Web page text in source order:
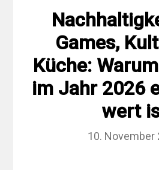
Games,
Küche:
im Jahr 2026
wert
10. November